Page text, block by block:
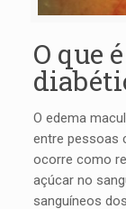
O que
O edema
entre pessoas
ocorre como
açúcar no
sanguíneos